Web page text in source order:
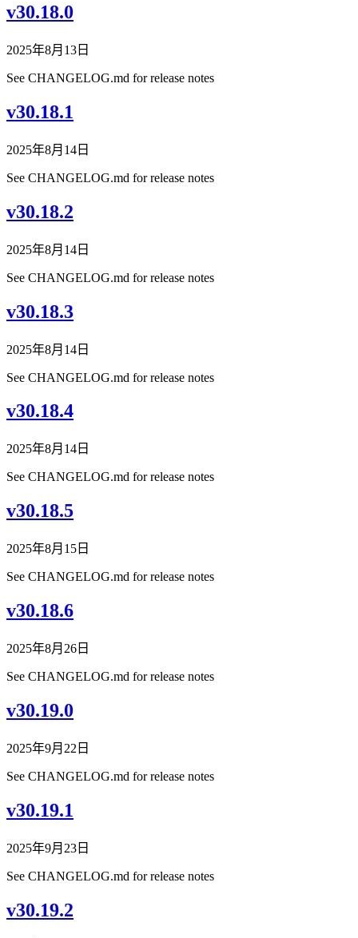
v30.18.0
2025年8月13日
See CHANGELOG.md for release notes
v30.18.1
2025年8月14日
See CHANGELOG.md for release notes
v30.18.2
2025年8月14日
See CHANGELOG.md for release notes
v30.18.3
2025年8月14日
See CHANGELOG.md for release notes
v30.18.4
2025年8月14日
See CHANGELOG.md for release notes
v30.18.5
2025年8月15日
See CHANGELOG.md for release notes
v30.18.6
2025年8月26日
See CHANGELOG.md for release notes
v30.19.0
2025年9月22日
See CHANGELOG.md for release notes
v30.19.1
2025年9月23日
See CHANGELOG.md for release notes
v30.19.2